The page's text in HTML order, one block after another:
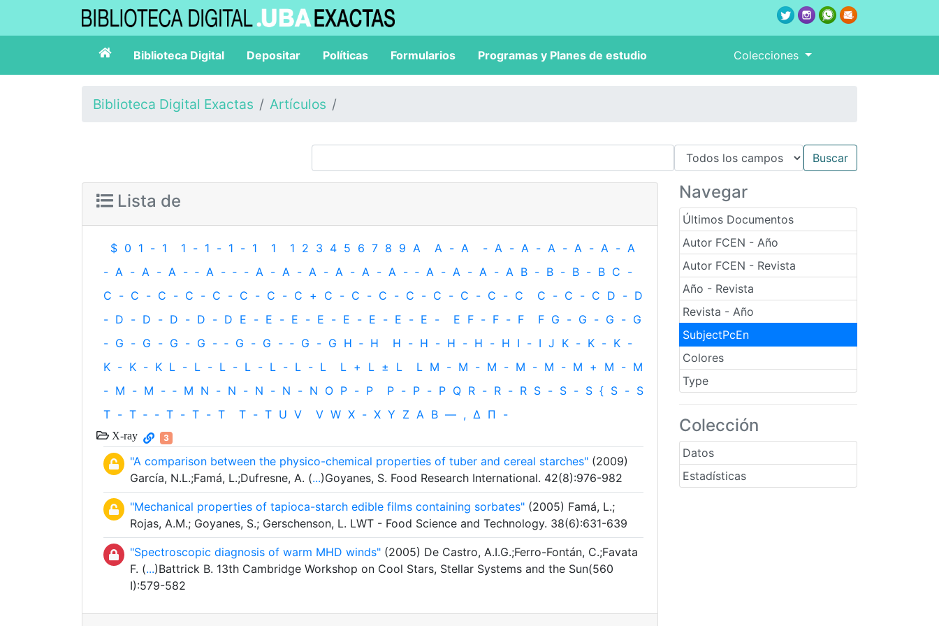
Biblioteca Digital Depositar Políticas Formularios Programas y Planes de estudio Colecciones
Biblioteca Digital Exactas Artículos
Navegar
Últimos Documentos
Autor FCEN - Año
Autor FCEN - Revista
Año - Revista
Revista - Año
SubjectPcEn
Colores
Type
Colección
Datos
Estadísticas
Lista de
$ 0 1 - 1 1 - 1 - 1 - 1 1 1 2 3 4 5 6 7 8 9 A A - A - A - A - A - A - A - A
- A - A - A - ‐ A - ‐ - A - A - A - A - A - A - ‐ A - A - A - A B - B - B - B C -
C - C - C - C - C - C - C - C + C - C - C - C - C - C - C - C C - C - C D - D
- D - D - D - D - D E - E - E - E - E - E - E - E - E F - F - F F G - G - G - G
- G - G - G - G - ‐ G - G - ‐ G - G H ‐ H H - H - H - H - H I - I J K - K - K -
K - K - K L - L - L - L - L - L - L L + L ± L L M - M - M - M - M - M + M - M
- M - M - ‐ M N - N - N - N - N O P - P P - P - P Q R - R - R S - S - S { S - S
T - T ‐ - T - T - T T - T U V V W X - X Y Z Α Β — , Δ Π -
X-ray 3
"A comparison between the physico-chemical properties of tuber and cereal starches" (2009)
García, N.L.;Famá, L.;Dufresne, A. (...)Goyanes, S. Food Research International. 42(8):976-982
"Mechanical properties of tapioca-starch edible films containing sorbates" (2005) Famá, L.;
Rojas, A.M.; Goyanes, S.; Gerschenson, L. LWT - Food Science and Technology. 38(6):631-639
"Spectroscopic diagnosis of warm MHD winds" (2005) De Castro, A.I.G.;Ferro-Fontán, C.;Favata
F. (...)Battrick B. 13th Cambridge Workshop on Cool Stars, Stellar Systems and the Sun(560
I):579-582